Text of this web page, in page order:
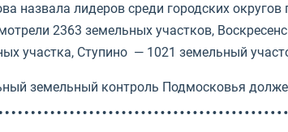
назвала лидеров среди городских
2363 земельных участков,
участка, Ступино — 1021 земельный
земельный контроль Подмосковья